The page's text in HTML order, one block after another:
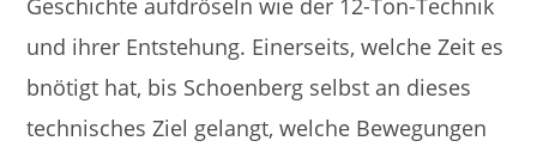
Geschichte aufdröseln wie der 12-Ton-Technik
und ihrer Entstehung. Einerseits, welche Zeit es
bnötigt hat, bis Schoenberg selbst an dieses
technisches Ziel gelangt, welche Bewegungen